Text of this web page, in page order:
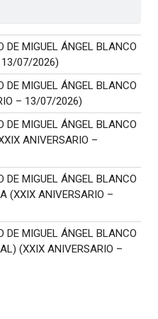
DE MIGUEL ÁNGEL BLANCO
13/07/2026)
DE MIGUEL ÁNGEL BLANCO
– 13/07/2026)
DE MIGUEL ÁNGEL BLANCO
ANIVERSARIO –
DE MIGUEL ÁNGEL BLANCO
(XXIX ANIVERSARIO –
DE MIGUEL ÁNGEL BLANCO
(XXIX ANIVERSARIO –